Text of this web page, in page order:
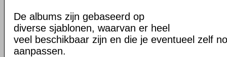
De albums zijn gebaseerd op
diverse sjablonen, waarvan er heel
veel beschikbaar zijn en die je eventueel zelf
aanpassen.